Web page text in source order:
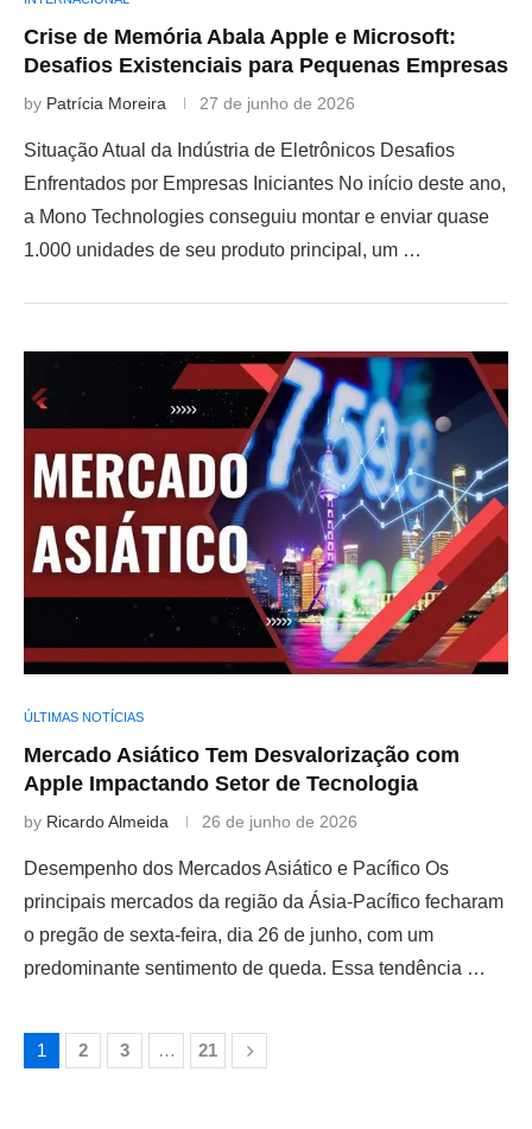
Crise de Memória Abala Apple e Microsoft:
Desafios Existenciais para Pequenas Empresas
by Patrícia Moreira 27 de junho de 2026
Situação Atual da Indústria de Eletrônicos Desafios
Enfrentados por Empresas Iniciantes No início deste ano,
a Mono Technologies conseguiu montar e enviar quase
1.000 unidades de seu produto principal, um …
ÚLTIMAS NOTÍCIAS
Mercado Asiático Tem Desvalorização com
Apple Impactando Setor de Tecnologia
by Ricardo Almeida 26 de junho de 2026
Desempenho dos Mercados Asiático e Pacífico Os
principais mercados da região da Ásia-Pacífico fecharam
o pregão de sexta-feira, dia 26 de junho, com um
predominante sentimento de queda. Essa tendência …
1 2 3 … 21